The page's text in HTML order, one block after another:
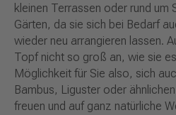
kleinen Terrassen oder rund um
Gärten, da sie sich bei Bedarf
wieder neu arrangieren lassen.
Topf nicht so groß an, wie sie
Möglichkeit für Sie also, sich
Bambus, Liguster oder
freuen und auf ganz natürliche